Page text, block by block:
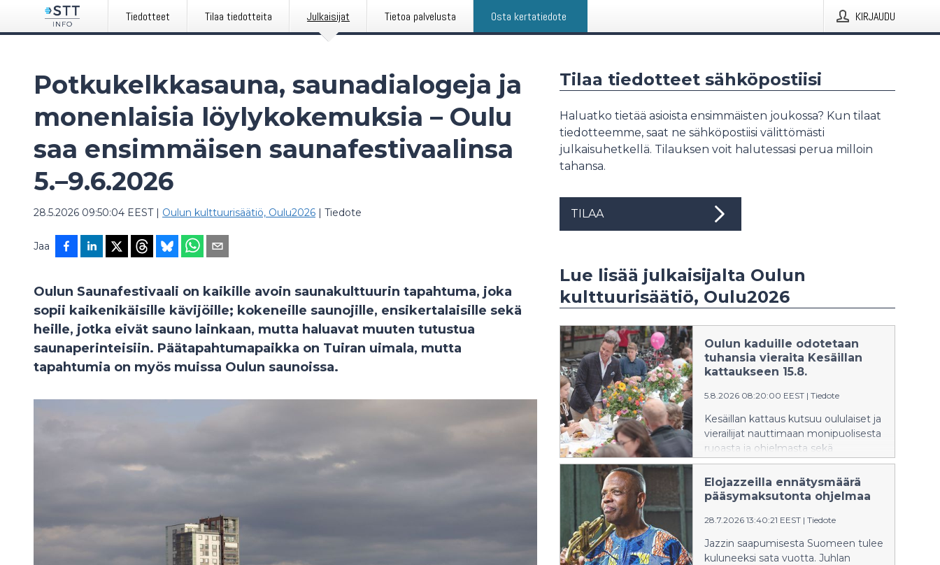
Tiedotteet Tilaa tiedotteita Julkaisijat Tietoa palvelusta Osta kertatiedote KIRJAUDU
Potkukelkkasauna, saunadialogeja ja
monenlaisia löylykokemuksia – Oulu
saa ensimmäisen saunafestivaalinsa
5.–9.6.2026
28.5.2026 09:50:04 EEST| Oulun kulttuurisäätiö, Oulu2026 | Tiedote
Jaa
Oulun Saunafestivaali on kaikille avoin saunakulttuurin tapahtuma, joka
sopii kaikenikäisille kävijöille; kokeneille saunojille, ensikertalaisille sekä
heille, jotka eivät sauno lainkaan, mutta haluavat muuten tutustua
saunaperinteisiin. Päätapahtumapaikka on Tuiran uimala, mutta
tapahtumia on myös muissa Oulun saunoissa.
Tilaa tiedotteet sähköpostiisi
Haluatko tietää asioista ensimmäisten joukossa? Kun tilaat
tiedotteemme, saat ne sähköpostiisi välittömästi
julkaisuhetkellä. Tilauksen voit halutessasi perua milloin
tahansa.
TILAA
Lue lisää julkaisijalta Oulun
kulttuurisäätiö, Oulu2026
Oulun kaduille odotetaan
tuhansia vieraita Kesäillan
kattaukseen 15.8.
5.8.2026 08:20:00 EEST | Tiedote
Kesäillan kattaus kutsuu oululaiset ja
vierailijat nauttimaan monipuolisesta
ruoasta ja ohjelmasta sekä
yhdessäolosta kauniiden pöytien
ääreen lauantaina 15. elokuuta.
Tapahtuma on kaikille avoin,
Tapahtuma tuo muutoksia
liikennejärjestelyihin Oulun
keskustassa.
Elojazzeilla ennätysmäärä
pääsymaksutonta ohjelmaa
28.7.2026 13:40:21 EEST | Tiedote
Jazzin saapumisesta Suomeen tulee
kuluneeksi sata vuotta. Juhlan